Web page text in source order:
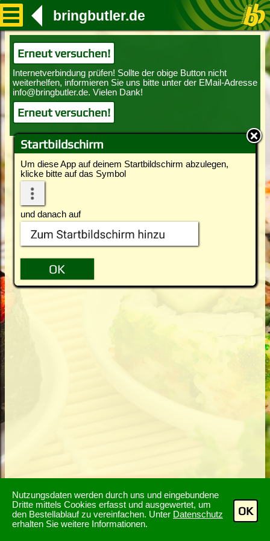
Nutzungsdaten werden durch uns und eingebundene
Dritte mittels Cookies erfasst und ausgewertet, um
den Bestellablauf zu vereinfachen. Unter Datenschutz
erhalten Sie weitere Informationen.
OK
Startbildschirm
Um diese App auf deinem Startbildschirm abzulegen,
klicke bitte auf das Symbol
und danach auf
bringbutler.de
Erneut versuchen!
Erneut versuchen!